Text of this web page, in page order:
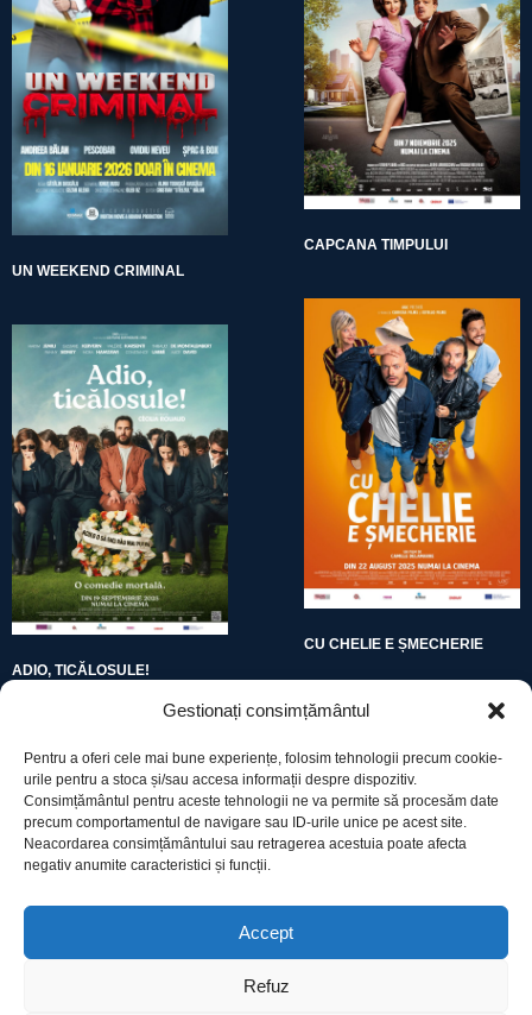
Gestionați consimțământul
Pentru a oferi cele mai bune experiențe, folosim tehnologii precum cookie-
urile pentru a stoca și/sau accesa informații despre dispozitiv.
Consimțământul pentru aceste tehnologii ne va permite să procesăm date
precum comportamentul de navigare sau ID-urile unice pe acest site.
Neacordarea consimțământului sau retragerea acestuia poate afecta
negativ anumite caracteristici și funcții.
Accept
Refuz
UN WEEKEND CRIMINAL
CAPCANA TIMPULUI
ADIO, TICĂLOSULE!
CU CHELIE E ȘMECHERIE
Utile
Declarație cookie-uri